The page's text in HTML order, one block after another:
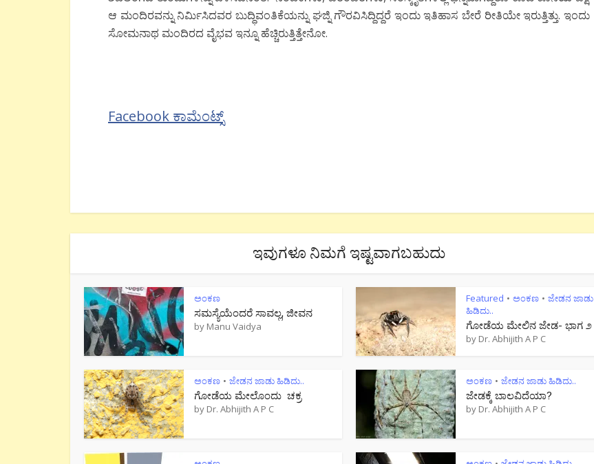
ಆ ಮಂದಿರವನ್ನು ನಿರ್ಮಿಸಿದವರ ಬುದ್ಧಿವಂತಿಕೆಯನ್ನು ಘಜ್ನಿ ಗೌರವಿಸಿದ್ದಿದ್ದರೆ ಇಂದು ಇತಿಹಾಸ ಬೇರೆ ರೀತಿಯೇ ಇರುತ್ತಿತ್ತು. ಇಂದು
ಸೋಮನಾಥ ಮಂದಿರದ ವೈಭವ ಇನ್ನೂ ಹೆಚ್ಚಿರುತ್ತಿತ್ತೇನೋ.
Facebook ಕಾಮೆಂಟ್ಸ್
ಇವುಗಳೂ ನಿಮಗೆ ಇಷ್ಟವಾಗಬಹುದು
ಅಂಕಣ
ಸಮಸ್ಯೆಯೆಂದರೆ ಸಾವಲ್ಲ, ಜೀವನ
by Manu Vaidya
Featured • ಅಂಕಣ • ಜೇಡನ ಜಾಡು
ಹಿಡಿದು..
ಗೋಡೆಯ ಮೇಲಿನ ಜೇಡ- ಭಾಗ ೨
by Dr. Abhijith A P C
ಅಂಕಣ • ಜೇಡನ ಜಾಡು ಹಿಡಿದು..
ಗೋಡೆಯ ಮೇಲೊಂದು ಚಕ್ರ
by Dr. Abhijith A P C
ಅಂಕಣ • ಜೇಡನ ಜಾಡು ಹಿಡಿದು..
ಜೇಡಕ್ಕೆ ಬಾಲವಿದೆಯಾ?
by Dr. Abhijith A P C